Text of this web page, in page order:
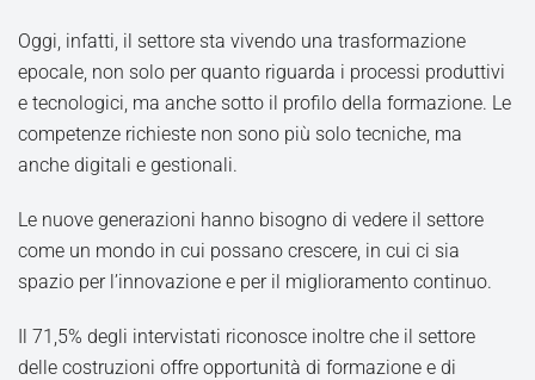
Oggi, infatti, il settore sta vivendo una trasformazione
epocale, non solo per quanto riguarda i processi produttivi
e tecnologici, ma anche sotto il profilo della formazione. Le
competenze richieste non sono più solo tecniche, ma
anche digitali e gestionali.
Le nuove generazioni hanno bisogno di vedere il settore
come un mondo in cui possano crescere, in cui ci sia
spazio per l’innovazione e per il miglioramento continuo.
Il 71,5% degli intervistati riconosce inoltre che il settore
delle costruzioni offre opportunità di formazione e di